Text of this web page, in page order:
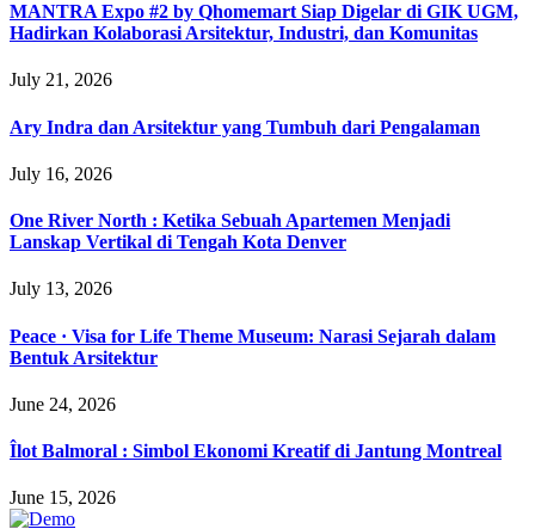
MANTRA Expo #2 by Qhomemart Siap Digelar di GIK UGM,
Hadirkan Kolaborasi Arsitektur, Industri, dan Komunitas
July 21, 2026
Ary Indra dan Arsitektur yang Tumbuh dari Pengalaman
July 16, 2026
One River North : Ketika Sebuah Apartemen Menjadi
Lanskap Vertikal di Tengah Kota Denver
July 13, 2026
Peace · Visa for Life Theme Museum: Narasi Sejarah dalam
Bentuk Arsitektur
June 24, 2026
Îlot Balmoral : Simbol Ekonomi Kreatif di Jantung Montreal
June 15, 2026